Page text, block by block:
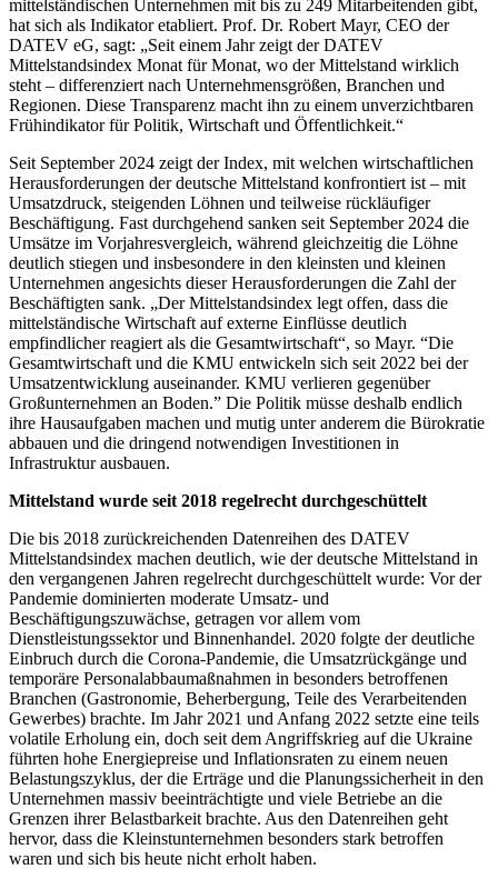
mittelständischen Unternehmen mit bis zu 249 Mitarbeitenden gibt,
hat sich als Indikator etabliert. Prof. Dr. Robert Mayr, CEO der
DATEV eG, sagt: „Seit einem Jahr zeigt der DATEV
Mittelstandsindex Monat für Monat, wo der Mittelstand wirklich
steht – differenziert nach Unternehmensgrößen, Branchen und
Regionen. Diese Transparenz macht ihn zu einem unverzichtbaren
Frühindikator für Politik, Wirtschaft und Öffentlichkeit.“
Seit September 2024 zeigt der Index, mit welchen wirtschaftlichen
Herausforderungen der deutsche Mittelstand konfrontiert ist – mit
Umsatzdruck, steigenden Löhnen und teilweise rückläufiger
Beschäftigung. Fast durchgehend sanken seit September 2024 die
Umsätze im Vorjahresvergleich, während gleichzeitig die Löhne
deutlich stiegen und insbesondere in den kleinsten und kleinen
Unternehmen angesichts dieser Herausforderungen die Zahl der
Beschäftigten sank. „Der Mittelstandsindex legt offen, dass die
mittelständische Wirtschaft auf externe Einflüsse deutlich
empfindlicher reagiert als die Gesamtwirtschaft“, so Mayr. “Die
Gesamtwirtschaft und die KMU entwickeln sich seit 2022 bei der
Umsatzentwicklung auseinander. KMU verlieren gegenüber
Großunternehmen an Boden.” Die Politik müsse deshalb endlich
ihre Hausaufgaben machen und mutig unter anderem die Bürokratie
abbauen und die dringend notwendigen Investitionen in
Infrastruktur ausbauen.
Mittelstand wurde seit 2018 regelrecht durchgeschüttelt
Die bis 2018 zurückreichenden Datenreihen des DATEV
Mittelstandsindex machen deutlich, wie der deutsche Mittelstand in
den vergangenen Jahren regelrecht durchgeschüttelt wurde: Vor der
Pandemie dominierten moderate Umsatz- und
Beschäftigungszuwächse, getragen vor allem vom
Dienstleistungssektor und Binnenhandel. 2020 folgte der deutliche
Einbruch durch die Corona-Pandemie, die Umsatzrückgänge und
temporäre Personalabbaumaßnahmen in besonders betroffenen
Branchen (Gastronomie, Beherbergung, Teile des Verarbeitenden
Gewerbes) brachte. Im Jahr 2021 und Anfang 2022 setzte eine teils
volatile Erholung ein, doch seit dem Angriffskrieg auf die Ukraine
führten hohe Energiepreise und Inflationsraten zu einem neuen
Belastungszyklus, der die Erträge und die Planungssicherheit in den
Unternehmen massiv beeinträchtigte und viele Betriebe an die
Grenzen ihrer Belastbarkeit brachte. Aus den Datenreihen geht
hervor, dass die Kleinstunternehmen besonders stark betroffen
waren und sich bis heute nicht erholt haben.